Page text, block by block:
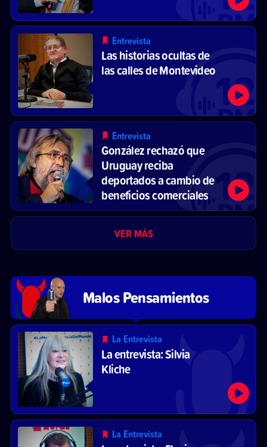
Entrevista
Las historias ocultas de
las calles de Montevideo
Entrevista
González rechazó que
Uruguay reciba
deportados a cambio de
beneficios comerciales
VER MÁS
Malos Pensamientos
La Entrevista
La entrevista: Silvia
Kliche
La Entrevista